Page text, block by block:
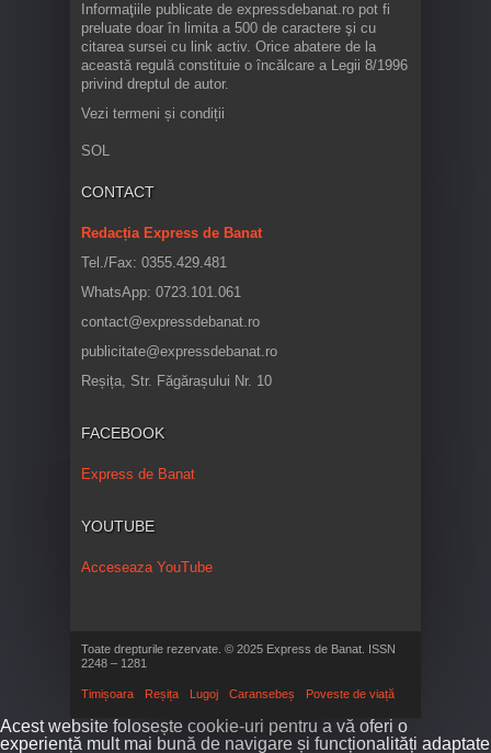
Informaţiile publicate de expressdebanat.ro pot fi
preluate doar în limita a 500 de caractere şi cu
citarea sursei cu link activ. Orice abatere de la
această regulă constituie o încălcare a Legii 8/1996
privind dreptul de autor.
Vezi termeni și condiții
SOL
CONTACT
Redacția Express de Banat
Tel./Fax: 0355.429.481
WhatsApp: 0723.101.061
contact@expressdebanat.ro
publicitate@expressdebanat.ro
Reșița, Str. Făgărașului Nr. 10
FACEBOOK
Express de Banat
YOUTUBE
Acceseaza YouTube
Toate drepturile rezervate. © 2025 Express de Banat. ISSN
2248 – 1281
Timișoara Reșița Lugoj Caransebeș Poveste de viață
Acest website folosește cookie-uri pentru a vă oferi o
experiență mult mai bună de navigare și funcționalități adaptate